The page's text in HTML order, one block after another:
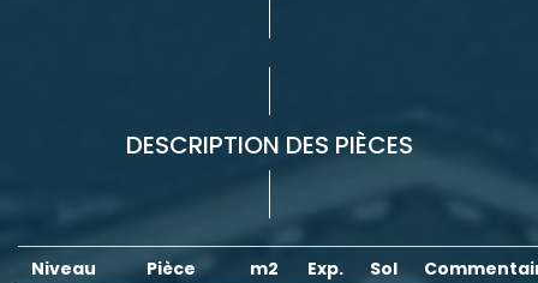
DESCRIPTION DES PIÈCES
Niveau Pièce m2 Exp. Sol